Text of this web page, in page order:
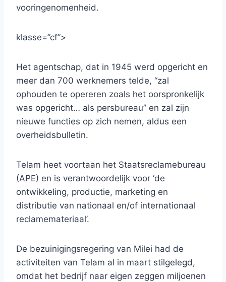
vooringenomenheid.
klasse=”cf”>
Het agentschap, dat in 1945 werd opgericht en
meer dan 700 werknemers telde, “zal
ophouden te opereren zoals het oorspronkelijk
was opgericht… als persbureau” en zal zijn
nieuwe functies op zich nemen, aldus een
overheidsbulletin.
Telam heet voortaan het Staatsreclamebureau
(APE) en is verantwoordelijk voor ‘de
ontwikkeling, productie, marketing en
distributie van nationaal en/of internationaal
reclamemateriaal’.
De bezuinigingsregering van Milei had de
activiteiten van Telam al in maart stilgelegd,
omdat het bedrijf naar eigen zeggen miljoenen